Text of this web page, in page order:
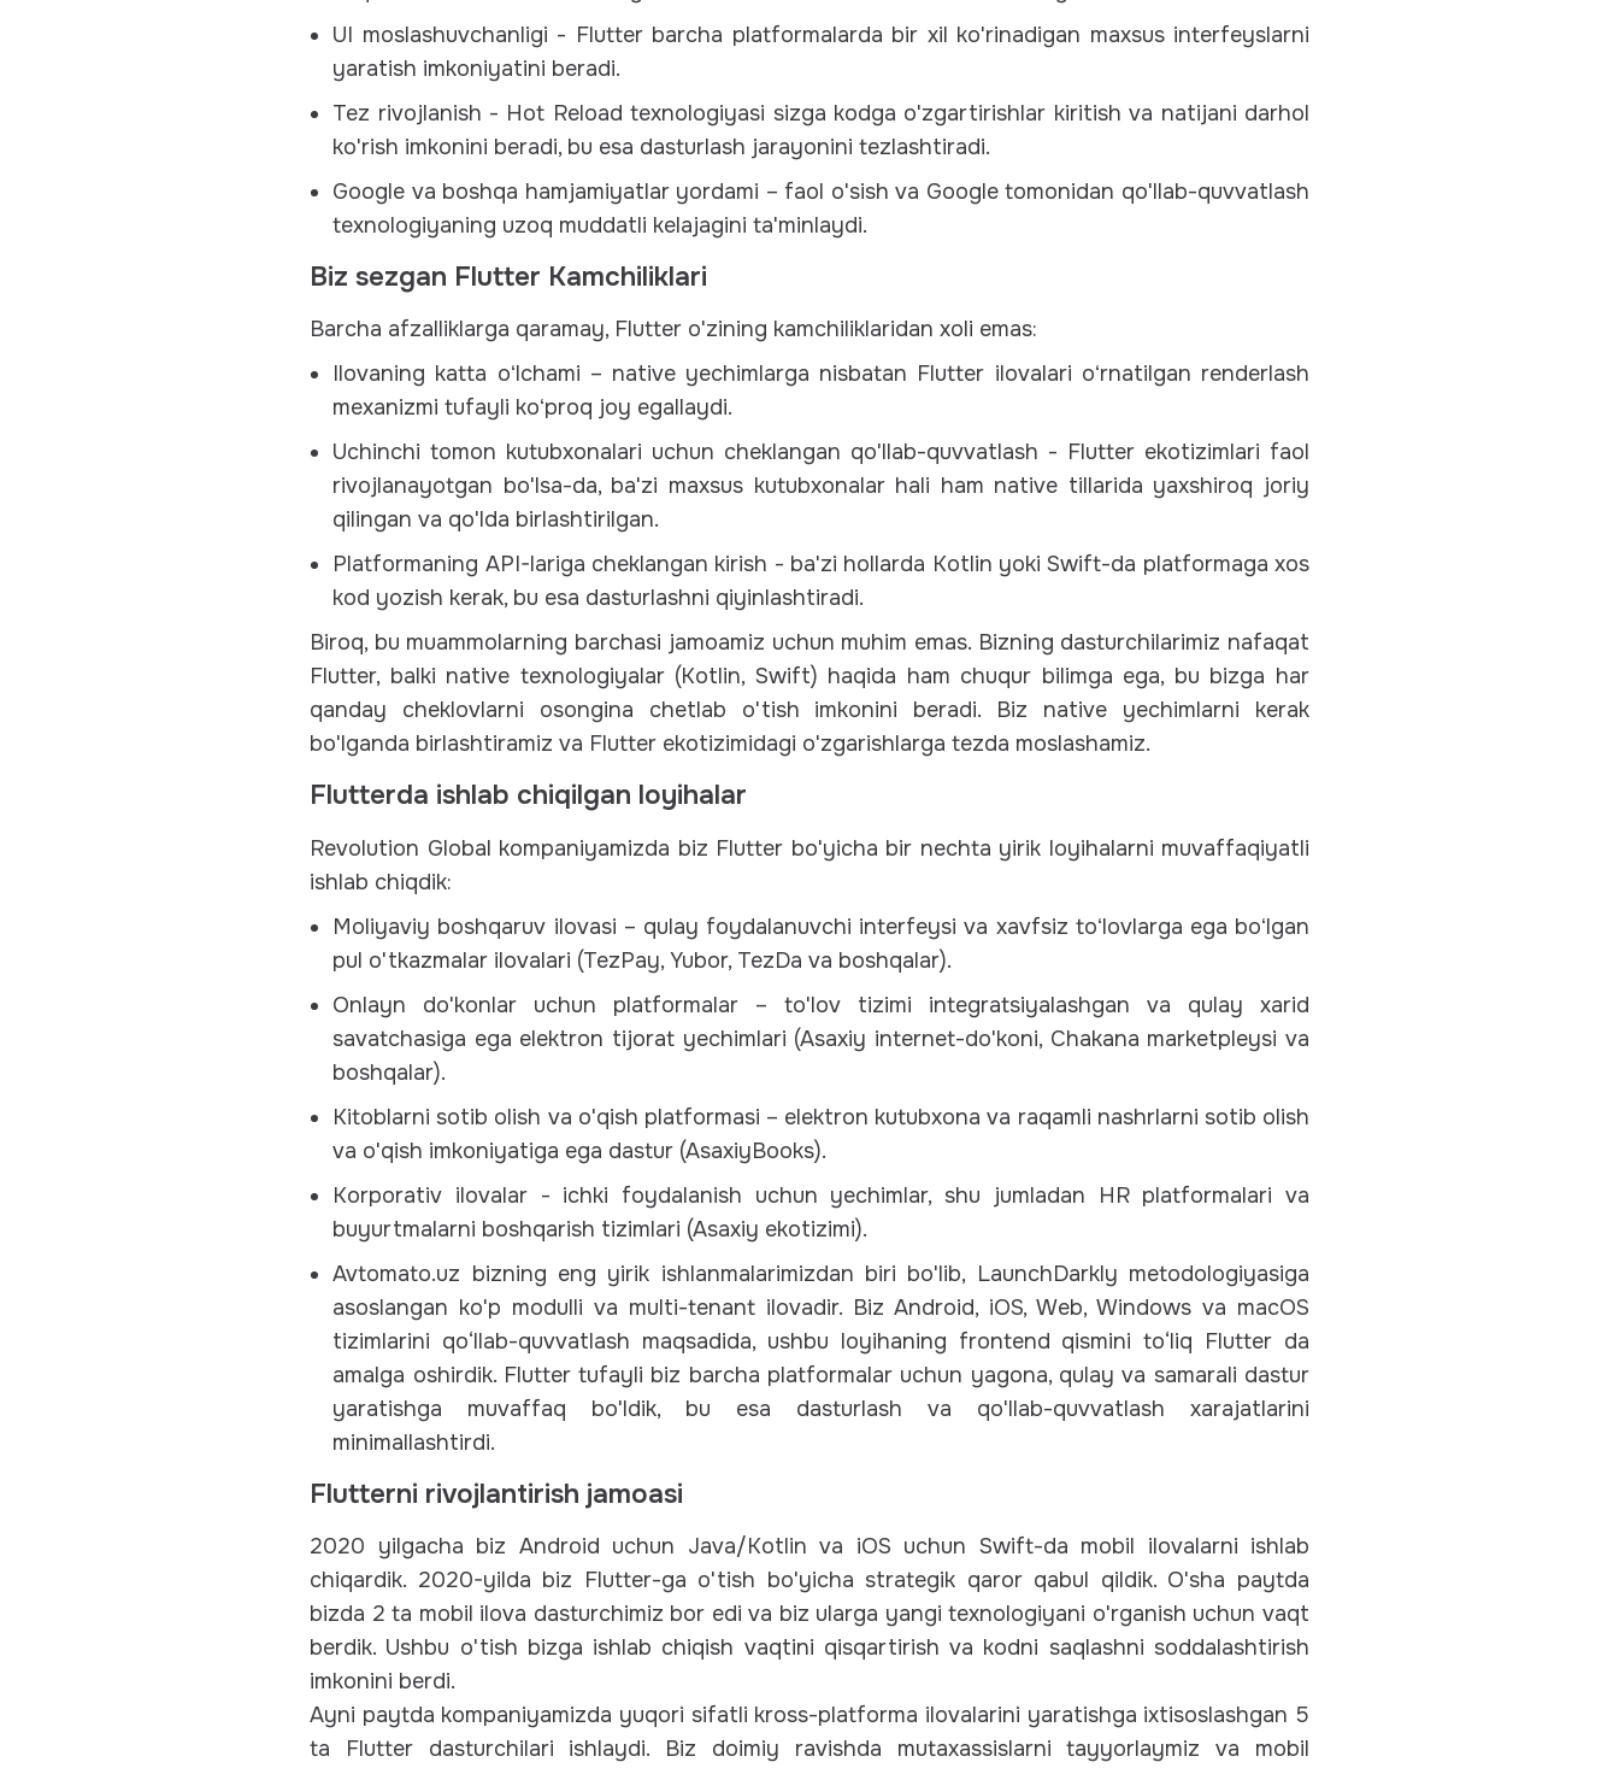
UI moslashuvchanligi - Flutter barcha platformalarda bir xil ko'rinadigan maxsus interfeyslarni
yaratish imkoniyatini beradi.
Tez rivojlanish - Hot Reload texnologiyasi sizga kodga o'zgartirishlar kiritish va natijani darhol
ko'rish imkonini beradi, bu esa dasturlash jarayonini tezlashtiradi.
Google va boshqa hamjamiyatlar yordami – faol o'sish va Google tomonidan qo'llab-quvvatlash
texnologiyaning uzoq muddatli kelajagini ta'minlaydi.
Biz sezgan Flutter Kamchiliklari
Barcha afzalliklarga qaramay, Flutter o'zining kamchiliklaridan xoli emas:
Ilovaning katta oʻlchami – native yechimlarga nisbatan Flutter ilovalari oʻrnatilgan renderlash
mexanizmi tufayli koʻproq joy egallaydi.
Uchinchi tomon kutubxonalari uchun cheklangan qo'llab-quvvatlash - Flutter ekotizimlari faol
rivojlanayotgan bo'lsa-da, ba'zi maxsus kutubxonalar hali ham native tillarida yaxshiroq joriy
qilingan va qo'lda birlashtirilgan.
Platformaning API-lariga cheklangan kirish - ba'zi hollarda Kotlin yoki Swift-da platformaga xos
kod yozish kerak, bu esa dasturlashni qiyinlashtiradi.
Biroq, bu muammolarning barchasi jamoamiz uchun muhim emas. Bizning dasturchilarimiz nafaqat
Flutter, balki native texnologiyalar (Kotlin, Swift) haqida ham chuqur bilimga ega, bu bizga har
qanday cheklovlarni osongina chetlab o'tish imkonini beradi. Biz native yechimlarni kerak
bo'lganda birlashtiramiz va Flutter ekotizimidagi o'zgarishlarga tezda moslashamiz.
Flutterda ishlab chiqilgan loyihalar
Revolution Global kompaniyamizda biz Flutter bo'yicha bir nechta yirik loyihalarni muvaffaqiyatli
ishlab chiqdik:
Moliyaviy boshqaruv ilovasi – qulay foydalanuvchi interfeysi va xavfsiz toʻlovlarga ega boʻlgan
pul o'tkazmalar ilovalari (TezPay, Yubor, TezDa va boshqalar).
Onlayn do'konlar uchun platformalar – to'lov tizimi integratsiyalashgan va qulay xarid
savatchasiga ega elektron tijorat yechimlari (Asaxiy internet-do'koni, Chakana marketpleysi va
boshqalar).
Kitoblarni sotib olish va o'qish platformasi – elektron kutubxona va raqamli nashrlarni sotib olish
va o'qish imkoniyatiga ega dastur (AsaxiyBooks).
Korporativ ilovalar - ichki foydalanish uchun yechimlar, shu jumladan HR platformalari va
buyurtmalarni boshqarish tizimlari (Asaxiy ekotizimi).
Avtomato.uz bizning eng yirik ishlanmalarimizdan biri bo'lib, LaunchDarkly metodologiyasiga
asoslangan ko'p modulli va multi-tenant ilovadir. Biz Android, iOS, Web, Windows va macOS
tizimlarini qo‘llab-quvvatlash maqsadida, ushbu loyihaning frontend qismini to‘liq Flutter da
amalga oshirdik. Flutter tufayli biz barcha platformalar uchun yagona, qulay va samarali dastur
yaratishga muvaffaq bo'ldik, bu esa dasturlash va qo'llab-quvvatlash xarajatlarini
minimallashtirdi.
Flutterni rivojlantirish jamoasi
2020 yilgacha biz Android uchun Java/Kotlin va iOS uchun Swift-da mobil ilovalarni ishlab
chiqardik. 2020-yilda biz Flutter-ga o'tish bo'yicha strategik qaror qabul qildik. O'sha paytda
bizda 2 ta mobil ilova dasturchimiz bor edi va biz ularga yangi texnologiyani o'rganish uchun vaqt
berdik. Ushbu o'tish bizga ishlab chiqish vaqtini qisqartirish va kodni saqlashni soddalashtirish
imkonini berdi.
Ayni paytda kompaniyamizda yuqori sifatli kross-platforma ilovalarini yaratishga ixtisoslashgan 5
ta Flutter dasturchilari ishlaydi. Biz doimiy ravishda mutaxassislarni tayyorlaymiz va mobil